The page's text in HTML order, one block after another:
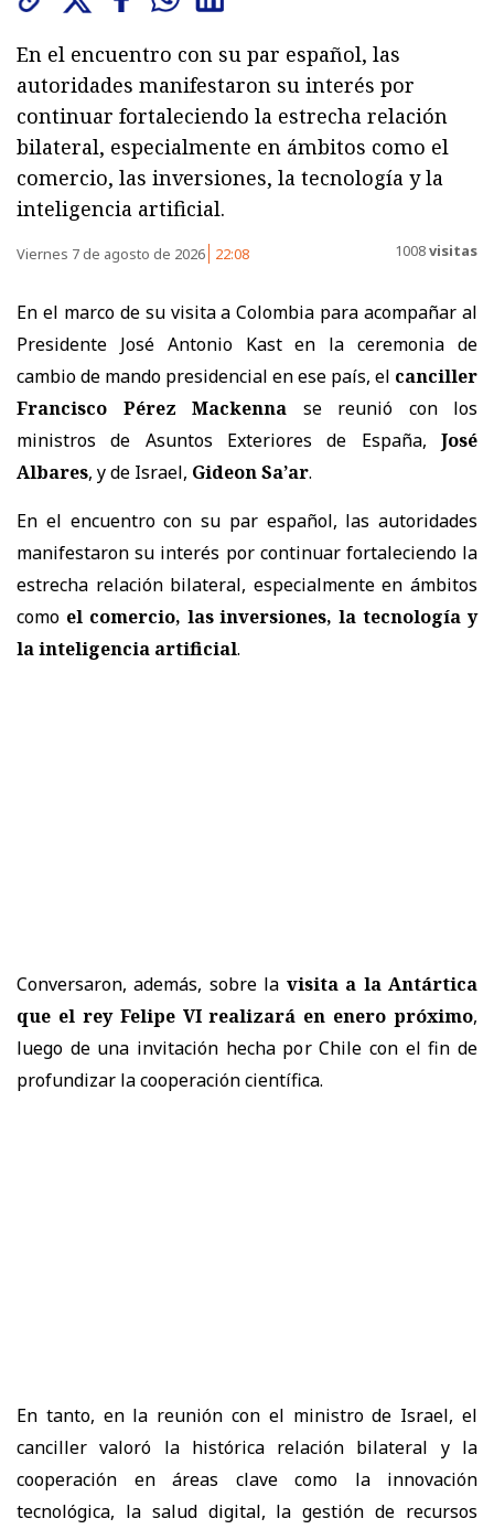
En el encuentro con su par español, las
autoridades manifestaron su interés por
continuar fortaleciendo la estrecha relación
bilateral, especialmente en ámbitos como el
comercio, las inversiones, la tecnología y la
inteligencia artificial.
Viernes 7 de agosto de 2026 22:08 1008visitas
En el marco de su visita a Colombia para acompañar al
Presidente José Antonio Kast en la ceremonia de
cambio de mando presidencial en ese país, el canciller
Francisco Pérez Mackenna se reunió con los
ministros de Asuntos Exteriores de España, José
Albares, y de Israel, Gideon Sa’ar.
En el encuentro con su par español, las autoridades
manifestaron su interés por continuar fortaleciendo la
estrecha relación bilateral, especialmente en ámbitos
como el comercio, las inversiones, la tecnología y
la inteligencia artificial.
Conversaron, además, sobre la visita a la Antártica
que el rey Felipe VI realizará en enero próximo,
luego de una invitación hecha por Chile con el fin de
profundizar la cooperación científica.
En tanto, en la reunión con el ministro de Israel, el
canciller valoró la histórica relación bilateral y la
cooperación en áreas clave como la innovación
tecnológica, la salud digital, la gestión de recursos